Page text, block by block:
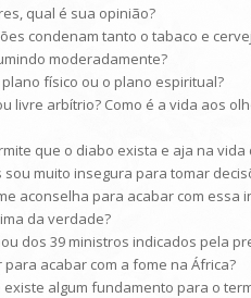
qual é sua opinião?
condenam tanto o tabaco e
moderadamente?
plano físico ou o plano espiritual?
livre arbítrio? Como é a vida aos
que o diabo exista e aja na
sou muito insegura para tomar
aconselha para acabar com essa
da verdade?
dos 39 ministros indicados pela
para acabar com a fome na África?
algum fundamento para o